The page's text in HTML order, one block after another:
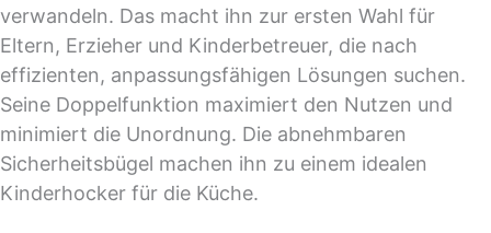
verwandeln. Das macht ihn zur ersten Wahl für
Eltern, Erzieher und Kinderbetreuer, die nach
effizienten, anpassungsfähigen Lösungen suchen.
Seine Doppelfunktion maximiert den Nutzen und
minimiert die Unordnung. Die abnehmbaren
Sicherheitsbügel machen ihn zu einem idealen
Kinderhocker für die Küche.